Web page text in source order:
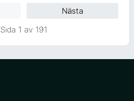
Nästa
Sida 1 av 191